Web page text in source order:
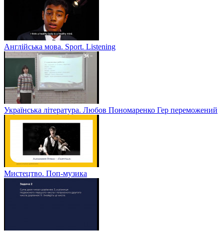
Англійська мова. Sport. Listening
Українська література. Любов Пономаренко Гер переможений
Мистецтво. Поп-музика